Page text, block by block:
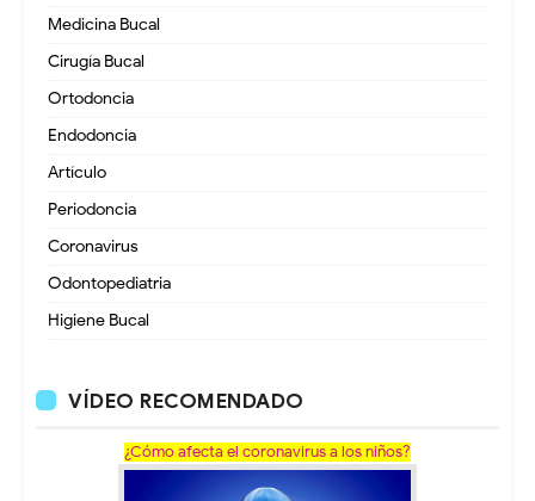
Medicina Bucal
Cirugía Bucal
Ortodoncia
Endodoncia
Artículo
Periodoncia
Coronavirus
Odontopediatria
Higiene Bucal
VÍDEO RECOMENDADO
¿Cómo afecta el coronavirus a los niños?